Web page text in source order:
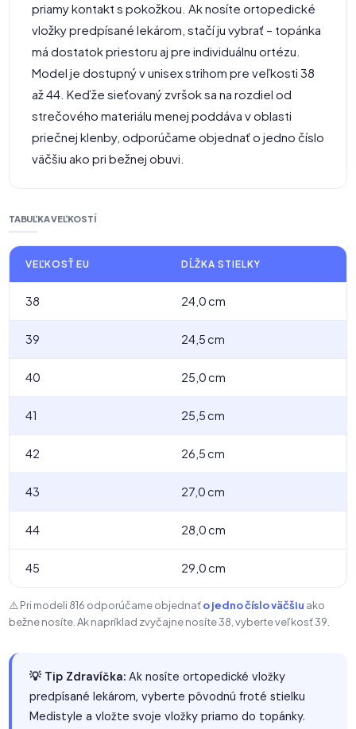
priamy kontakt s pokožkou. Ak nosíte ortopedické
vložky predpísané lekárom, stačí ju vybrať – topánka
má dostatok priestoru aj pre individuálnu ortézu.
Model je dostupný v unisex strihom pre veľkosti 38
až 44. Keďže sieťovaný zvršok sa na rozdiel od
strečového materiálu menej poddáva v oblasti
priečnej klenby, odporúčame objednať o jedno číslo
väčšiu ako pri bežnej obuvi.
TABUĽKA VEĽKOSTÍ
VEĽKOSŤ EU DĹŽKA STIELKY
38 24,0 cm
39 24,5 cm
40 25,0 cm
41 25,5 cm
42 26,5 cm
43 27,0 cm
44 28,0 cm
45 29,0 cm
⚠️ Pri modeli 816 odporúčame objednaťo jedno číslo väčšiu ako
bežne nosíte. Ak napríklad zvyčajne nosíte 38, vyberte veľkosť 39.
💡 Tip Zdravíčka: Ak nosíte ortopedické vložky
predpísané lekárom, vyberte pôvodnú froté stielku
Medistyle a vložte svoje vložky priamo do topánky.